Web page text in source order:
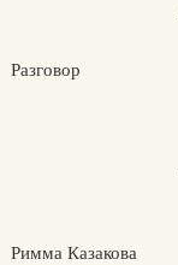
Разговор
Римма Казакова